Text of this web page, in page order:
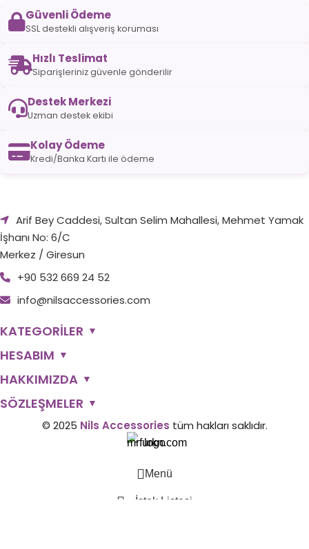
Güvenli Ödeme
SSL destekli alışveriş koruması
Hızlı Teslimat
Siparişleriniz güvenle gönderilir
Destek Merkezi
Uzman destek ekibi
Kolay Ödeme
Kredi/Banka Kartı ile ödeme
Arif Bey Caddesi, Sultan Selim Mahallesi, Mehmet Yamak
İşhanı No: 6/C
Merkez / Giresun
+90 532 669 24 52
info@nilsaccessories.com
KATEGORİLER ▼
HESABIM ▼
HAKKIMIZDA ▼
SÖZLEŞMELER ▼
© 2025 Nils Accessories tüm hakları saklıdır.
Menü
İstek Listesi